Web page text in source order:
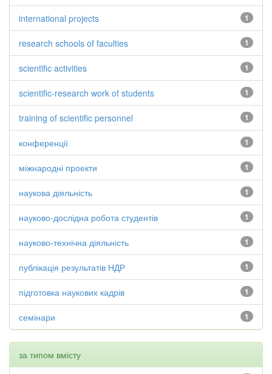
1
international projects
1
research schools of faculties
1
scientific activities
1
scientific-research work of students
1
training of scientific personnel
1
конференції
1
міжнародні проекти
1
наукова діяльність
1
науково-дослідна робота студентів
1
науково-технічна діяльність
1
публікація результатів НДР
1
підготовка наукових кадрів
1
семінари
за типом вмісту